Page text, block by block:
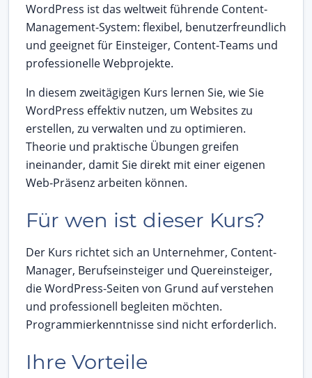
WordPress ist das weltweit führende Content-
Management-System: flexibel, benutzerfreundlich
und geeignet für Einsteiger, Content-Teams und
professionelle Webprojekte.
In diesem zweitägigen Kurs lernen Sie, wie Sie
WordPress effektiv nutzen, um Websites zu
erstellen, zu verwalten und zu optimieren.
Theorie und praktische Übungen greifen
ineinander, damit Sie direkt mit einer eigenen
Web-Präsenz arbeiten können.
Für wen ist dieser Kurs?
Der Kurs richtet sich an Unternehmer, Content-
Manager, Berufseinsteiger und Quereinsteiger,
die WordPress-Seiten von Grund auf verstehen
und professionell begleiten möchten.
Programmierkenntnisse sind nicht erforderlich.
Ihre Vorteile